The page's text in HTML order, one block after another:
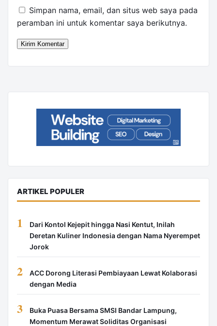
Simpan nama, email, dan situs web saya pada
peramban ini untuk komentar saya berikutnya.
ARTIKEL POPULER
1
Dari Kontol Kejepit hingga Nasi Kentut, Inilah
Deretan Kuliner Indonesia dengan Nama Nyerempet
Jorok
2
ACC Dorong Literasi Pembiayaan Lewat Kolaborasi
dengan Media
3
Buka Puasa Bersama SMSI Bandar Lampung,
Momentum Merawat Soliditas Organisasi